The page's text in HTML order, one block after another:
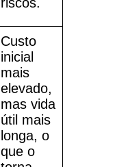
riscos.
Custo
inicial
mais
elevado,
mas vida
útil mais
longa, o
que o